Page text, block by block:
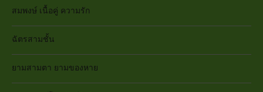
สมพงษ์ เนื้อคู่ ความรัก
ฉัตรสามชั้น
ยามสามตา ยามของหาย